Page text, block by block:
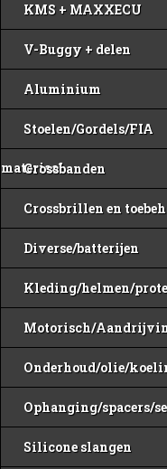
KMS + MAXXECU
V-Buggy + delen
Aluminium
Stoelen/Gordels/FIA
materiaal
Crossbanden
Crossbrillen en
Diverse/batterijen
Kleding/helmen/
Motorisch/
Onderhoud/olie/
Ophanging/spacers/
Silicone slangen